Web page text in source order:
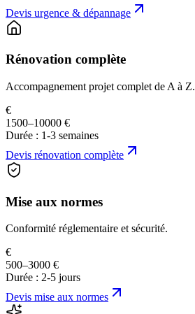
Devis urgence & dépannage
Rénovation complète
Accompagnement projet complet de A à Z.
€
1500–10000 €
Durée : 1-3 semaines
Devis rénovation complète
Mise aux normes
Conformité réglementaire et sécurité.
€
500–3000 €
Durée : 2-5 jours
Devis mise aux normes